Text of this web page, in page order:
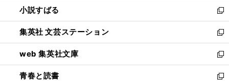
く
で
開
く
い
ウ
ィ
ン
ド
ウ
で
小説すばる
新
し
い
ウ
ィ
ン
ド
集英社 文芸ステーション
新
し
い
ウ
ィ
web 集英社文庫
新
し
い
青春と読書
新